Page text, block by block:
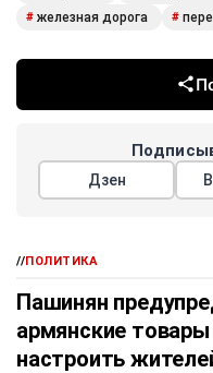
# железная дорога #
Дзен
//ПОЛИТИКА
Пашинян
армянские
настроить